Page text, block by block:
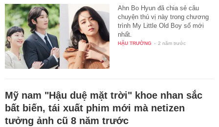
Ahn Bo Hyun đã chia sẻ câu
chuyện thú vị này trong chương
trình My Little Old Boy số mới
nhất.
HẬU TRƯỜNG - 2 năm trước
Mỹ nam "Hậu duệ mặt trời" khoe nhan sắc
bất biến, tái xuất phim mới mà netizen
tưởng ảnh cũ 8 năm trước